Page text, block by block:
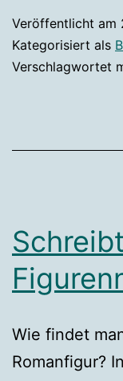
Veröffentlicht am
Kategorisiert als
Verschlagwortet
Wie findet
Romanfigur?